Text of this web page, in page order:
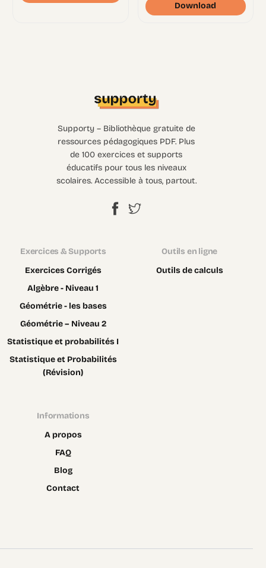
Download
Supporty – Bibliothèque gratuite de
ressources pédagogiques PDF. Plus
de 100 exercices et supports
éducatifs pour tous les niveaux
scolaires. Accessible à tous, partout.
Exercices & Supports
Exercices Corrigés
Algèbre - Niveau 1
Géométrie - les bases
Géométrie – Niveau 2
Statistique et probabilités I
Statistique et Probabilités
(Révision)
Outils en ligne
Outils de calculs
Informations
A propos
FAQ
Blog
Contact